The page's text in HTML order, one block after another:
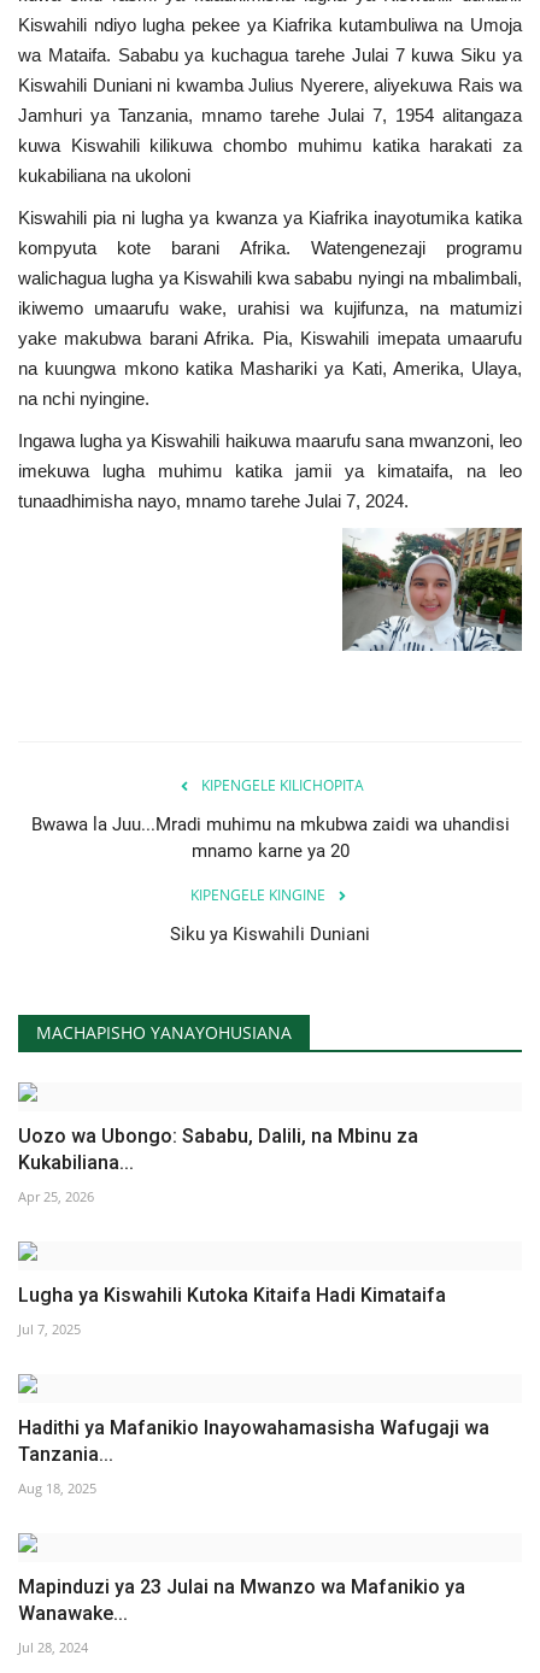
Raia wa ulimwengu mzima
Nyaraka
Nafasi
Video
Maonyesho
Wadhamini
Language
English español
Kiswahili ndiyo lugha pekee ya Kiafrika kutambuliwa na Umoja
wa Mataifa. Sababu ya kuchagua tarehe Julai 7 kuwa Siku ya
Kiswahili Duniani ni kwamba Julius Nyerere, aliyekuwa Rais wa
Jamhuri ya Tanzania, mnamo tarehe Julai 7, 1954 alitangaza
kuwa Kiswahili kilikuwa chombo muhimu katika harakati za
kukabiliana na ukoloni
Kiswahili pia ni lugha ya kwanza ya Kiafrika inayotumika katika
kompyuta kote barani Afrika. Watengenezaji programu
walichagua lugha ya Kiswahili kwa sababu nyingi na mbalimbali,
ikiwemo umaarufu wake, urahisi wa kujifunza, na matumizi
yake makubwa barani Afrika. Pia, Kiswahili imepata umaarufu
na kuungwa mkono katika Mashariki ya Kati, Amerika, Ulaya,
na nchi nyingine.
Ingawa lugha ya Kiswahili haikuwa maarufu sana mwanzoni, leo
imekuwa lugha muhimu katika jamii ya kimataifa, na leo
tunaadhimisha nayo, mnamo tarehe Julai 7, 2024.
KIPENGELE KILICHOPITA
Bwawa la Juu...Mradi muhimu na mkubwa zaidi wa uhandisi
mnamo karne ya 20
KIPENGELE KINGINE
Siku ya Kiswahili Duniani
MACHAPISHO YANAYOHUSIANA
Uozo wa Ubongo: Sababu, Dalili, na Mbinu za
Kukabiliana...
Apr 25, 2026
Lugha ya Kiswahili Kutoka Kitaifa Hadi Kimataifa
Jul 7, 2025
Hadithi ya Mafanikio Inayowahamasisha Wafugaji wa
Tanzania...
Aug 18, 2025
Mapinduzi ya 23 Julai na Mwanzo wa Mafanikio ya
Wanawake...
Jul 28, 2024